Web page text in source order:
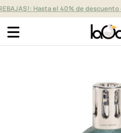
Hasta el 40% de